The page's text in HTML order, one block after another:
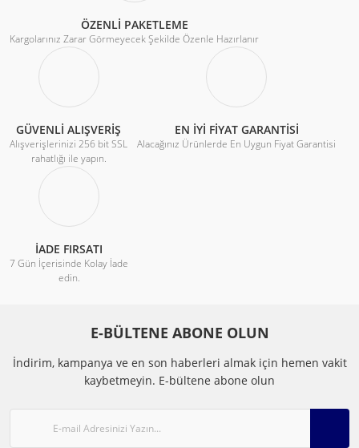
ÖZENLİ PAKETLEME
Kargolarınız Zarar Görmeyecek Şekilde Özenle Hazırlanır
GÜVENLİ ALIŞVERİŞ
Alışverişlerinizi 256 bit SSL
rahatlığı ile yapın.
EN İYİ FİYAT GARANTİSİ
Alacağınız Ürünlerde En Uygun Fiyat Garantisi
İADE FIRSATI
7 Gün İçerisinde Kolay İade
edin.
E-BÜLTENE ABONE OLUN
İndirim, kampanya ve en son haberleri almak için hemen vakit
kaybetmeyin. E-bültene abone olun